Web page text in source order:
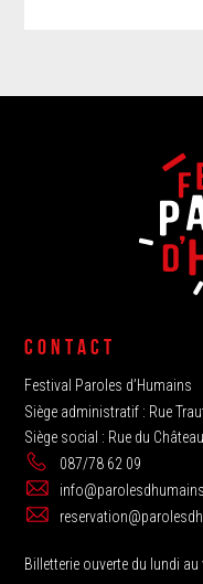
CONTACT
Festival Paroles d’Humains
Siège administratif : Rue
Siège social : Rue du
087/78 62 09
Billetterie ouverte du lundi